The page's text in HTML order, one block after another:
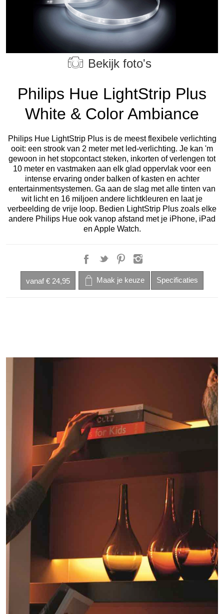
Bekijk foto's
Philips Hue LightStrip Plus
White & Color Ambiance
Philips Hue LightStrip Plus is de meest flexibele verlichting
ooit: een strook van 2 meter met led-verlichting. Je kan 'm
gewoon in het stopcontact steken, inkorten of verlengen tot
10 meter en vastmaken aan elk glad oppervlak voor een
intense ervaring onder balken of kasten en achter
entertainmentsystemen. Ga aan de slag met alle tinten van
wit licht en 16 miljoen andere lichtkleuren en laat je
verbeelding de vrije loop. Bedien LightStrip Plus zoals elke
andere Philips Hue ook vanop afstand met je iPhone, iPad
en Apple Watch.
vanaf € 24,95